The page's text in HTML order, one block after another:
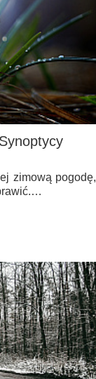
zimową pogodę,